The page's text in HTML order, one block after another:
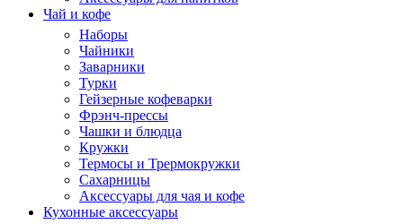
Чай и кофе
Наборы
Чайники
Заварники
Турки
Гейзерные кофеварки
Фрэнч-прессы
Чашки и блюдца
Кружки
Термосы и Трермокружки
Сахарницы
Аксессуары для чая и кофе
Кухонные аксессуары